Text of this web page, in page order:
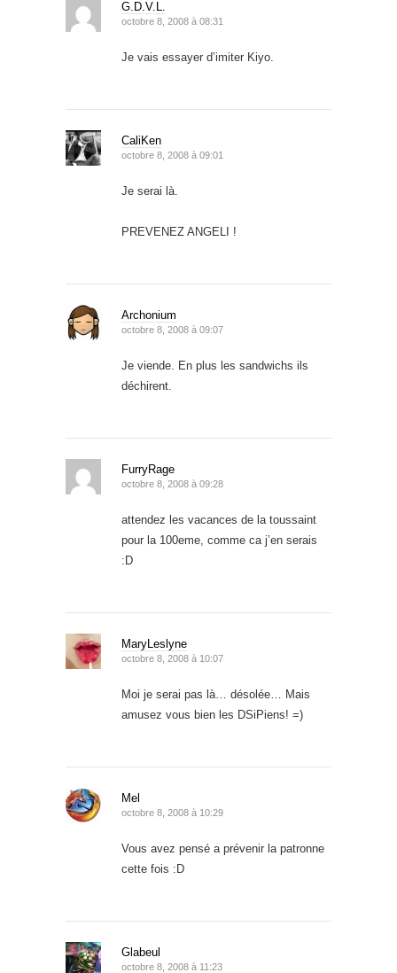
G.D.V.L.
octobre 8, 2008 à 08:31
Je vais essayer d’imiter Kiyo.
CaliKen
octobre 8, 2008 à 09:01
Je serai là.
PREVENEZ ANGELI !
Archonium
octobre 8, 2008 à 09:07
Je viende. En plus les sandwichs ils
déchirent.
FurryRage
octobre 8, 2008 à 09:28
attendez les vacances de la toussaint
pour la 100eme, comme ca j’en serais
:D
MaryLeslyne
octobre 8, 2008 à 10:07
Moi je serai pas là… désolée… Mais
amusez vous bien les DSiPiens! =)
Mel
octobre 8, 2008 à 10:29
Vous avez pensé a prévenir la patronne
cette fois :D
Glabeul
octobre 8, 2008 à 11:23